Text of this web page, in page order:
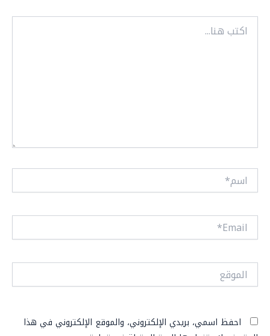
اكتب
هنا...
اسم*
Email*
الموقع
احفظ اسمي، بريدي الإلكتروني، والموقع الإلكتروني في هذا